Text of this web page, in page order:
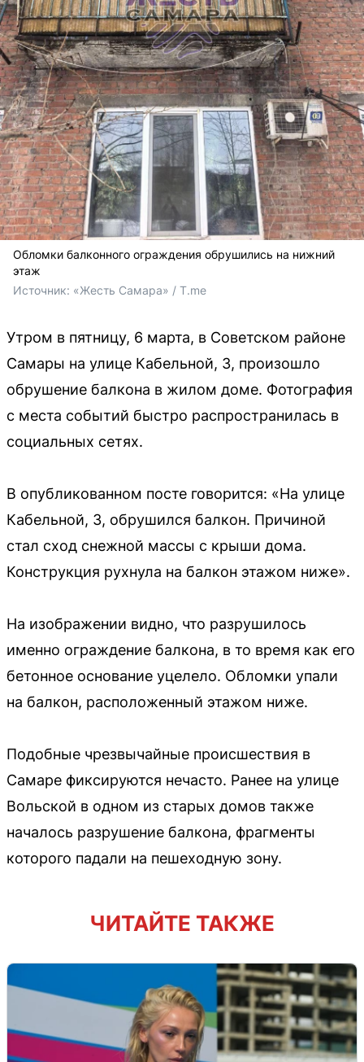
Обломки балконного ограждения обрушились на нижний
этаж
Источник: «Жесть Самара» / T.me
Утром в пятницу, 6 марта, в Советском районе
Самары на улице Кабельной, 3, произошло
обрушение балкона в жилом доме. Фотография
с места событий быстро распространилась в
социальных сетях.
В опубликованном посте говорится: «На улице
Кабельной, 3, обрушился балкон. Причиной
стал сход снежной массы с крыши дома.
Конструкция рухнула на балкон этажом ниже».
На изображении видно, что разрушилось
именно ограждение балкона, в то время как его
бетонное основание уцелело. Обломки упали
на балкон, расположенный этажом ниже.
Подобные чрезвычайные происшествия в
Самаре фиксируются нечасто. Ранее на улице
Вольской в одном из старых домов также
началось разрушение балкона, фрагменты
которого падали на пешеходную зону.
ЧИТАЙТЕ ТАКЖЕ